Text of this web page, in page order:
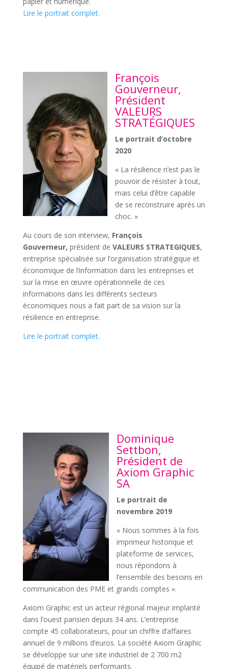
Lire le portrait complet.
François
Gouverneur,
Président
VALEURS
STRATÉGIQUES
Le portrait d’octobre
2020
« La résilience n’est pas le
pouvoir de résister à tout,
mais celui d’être capable
de se reconstruire après un
choc. »
Au cours de son interview, François
Gouverneur, président de VALEURS STRATEGIQUES,
entreprise spécialisée sur l’organisation stratégique et
économique de l’information dans les entreprises et
sur la mise en œuvre opérationnelle de ces
informations dans les différents secteurs
économiques nous a fait part de sa vision sur la
résilience en entreprise.
Lire le portrait complet.
Dominique
Settbon,
Président de
Axiom Graphic
SA
Le portrait de
novembre 2019
« Nous sommes à la fois
imprimeur historique et
plateforme de services,
nous répondons à
l’ensemble des besoins en
communication des PME et grands comptes ».
Axiom Graphic est un acteur régional majeur implanté
dans l’ouest parisien depuis 34 ans. L’entreprise
compte 45 collaborateurs, pour un chiffre d’affaires
annuel de 9 millions d’euros. La société Axiom Graphic
se développe sur une site industriel de 2 700 m2
équipé de matériels performants.